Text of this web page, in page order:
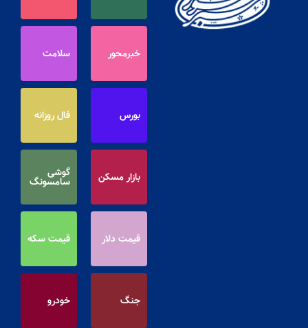
خبرمحور سلامت
بورس فال روزانه
بازار مسکن گوشی
سامسونگ
قیمت دلار قیمت سکه
جنگ خودرو